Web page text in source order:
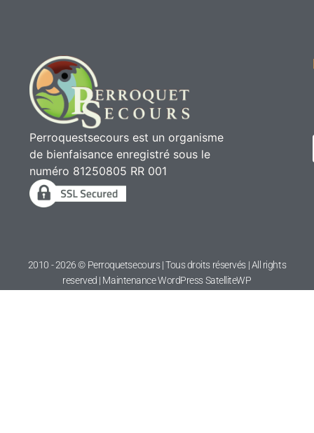
Perroquestsecours est un organisme
de bienfaisance enregistré sous le
numéro 81250805 RR 001
2010 - 2026 © Perroquetsecours | Tous droits réservés | All rights
reserved | Maintenance WordPressSatelliteWP